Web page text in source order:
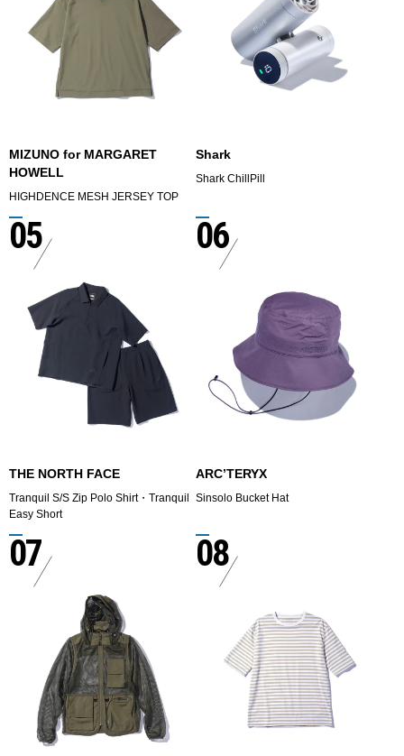
MIZUNO for MARGARET
HOWELL
HIGHDENCE MESH JERSEY TOP
Shark
Shark ChillPill
05
THE NORTH FACE
Tranquil S/S Zip Polo Shirt・Tranquil
Easy Short
06
ARC’TERYX
Sinsolo Bucket Hat
07 08